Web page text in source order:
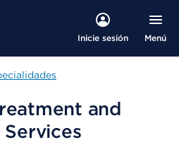
Inicie sesión Menú
and